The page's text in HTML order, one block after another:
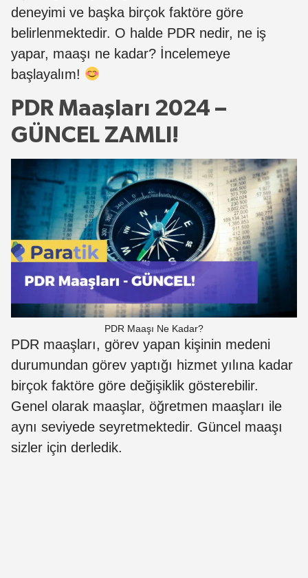
deneyimi ve başka birçok faktöre göre
belirlenmektedir. O halde PDR nedir, ne iş
yapar, maaşı ne kadar? İncelemeye
başlayalım!
PDR Maaşları 2024 –
GÜNCEL ZAMLI!
PDR Maaşı Ne Kadar?
PDR maaşları, görev yapan kişinin medeni
durumundan görev yaptığı hizmet yılına kadar
birçok faktöre göre değişiklik gösterebilir.
Genel olarak maaşlar, öğretmen maaşları ile
aynı seviyede seyretmektedir. Güncel maaşı
sizler için derledik.